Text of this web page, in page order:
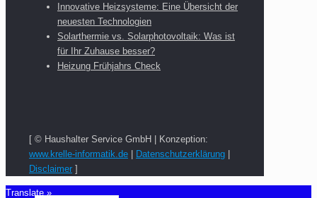
Innovative Heizsysteme: Eine Übersicht der
neuesten Technologien
Solarthermie vs. Solarphotovoltaik: Was ist
für Ihr Zuhause besser?
Heizung Frühjahrs Check
[ © Haushalter Service GmbH | Konzeption:
www.krelle-informatik.de
Datenschutzerklärung
Disclaimer ]
Translate »